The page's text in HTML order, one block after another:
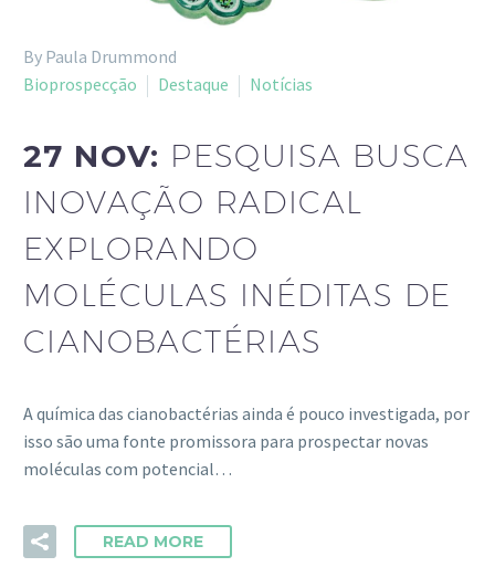
By Paula Drummond
Bioprospecção
Destaque Notícias
27 NOV: PESQUISA BUSCA
INOVAÇÃO RADICAL
EXPLORANDO
MOLÉCULAS INÉDITAS DE
CIANOBACTÉRIAS
A química das cianobactérias ainda é pouco investigada, por
isso são uma fonte promissora para prospectar novas
moléculas com potencial…
READ MORE